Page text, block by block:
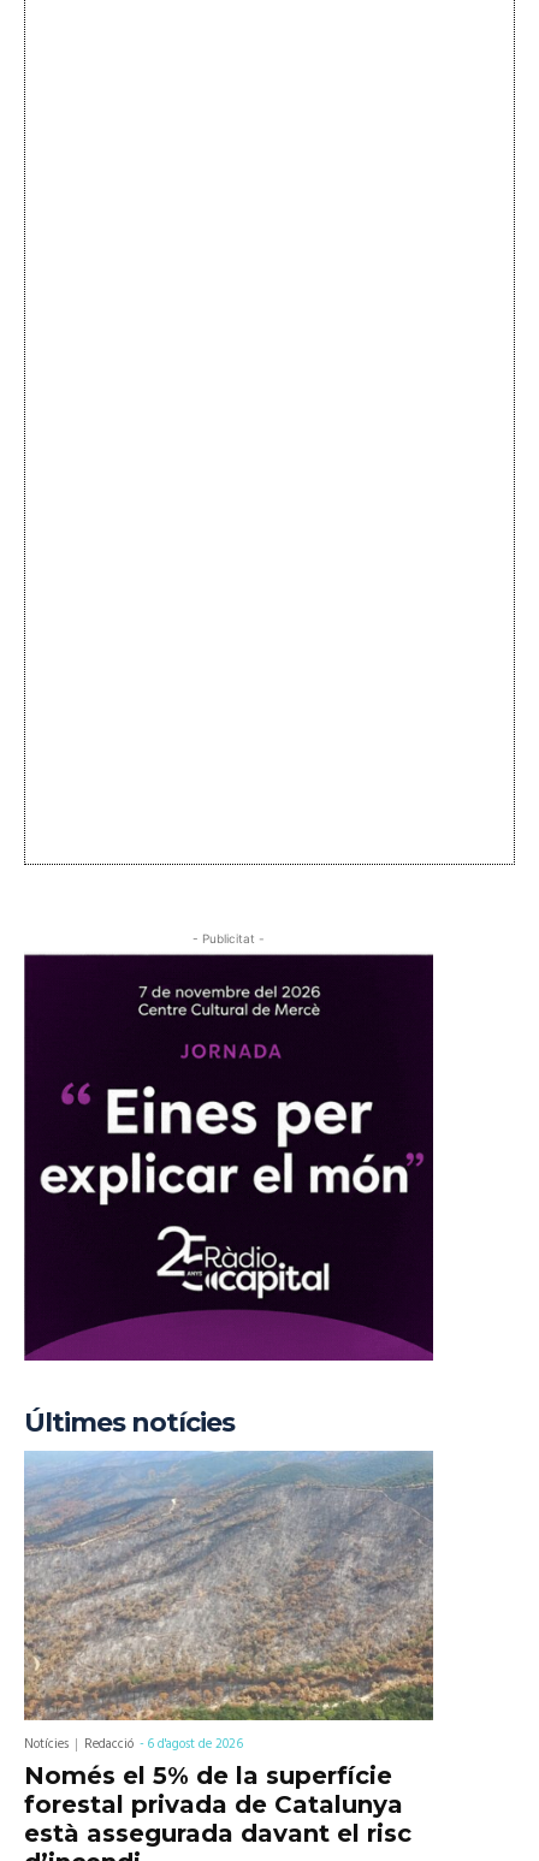
- Publicitat -
Últimes notícies
Notícies Redacció -6 d'agost de 2026
Només el 5% de la superfície
forestal privada de Catalunya
està assegurada davant el risc